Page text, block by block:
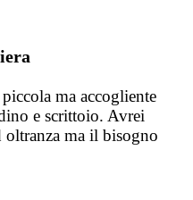
ma accogliente
e scrittoio. Avrei
ma il bisogno